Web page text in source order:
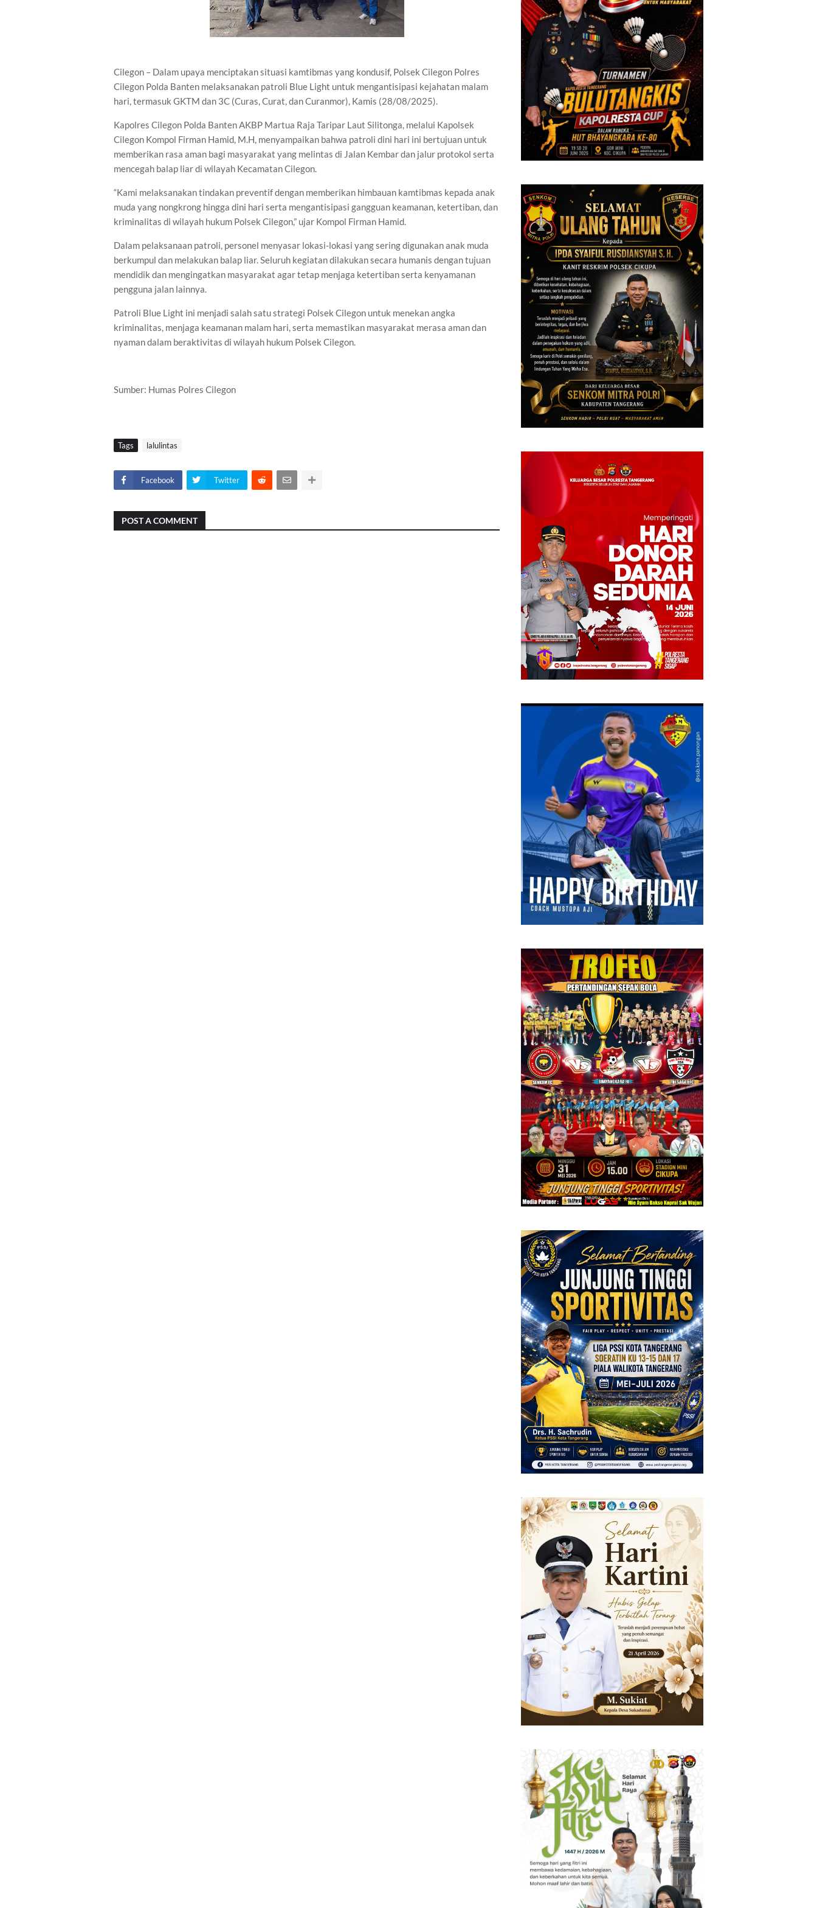
Cilegon – Dalam upaya menciptakan situasi kamtibmas yang kondusif, Polsek Cilegon Polres
Cilegon Polda Banten melaksanakan patroli Blue Light untuk mengantisipasi kejahatan malam
hari, termasuk GKTM dan 3C (Curas, Curat, dan Curanmor), Kamis (28/08/2025).
Kapolres Cilegon Polda Banten AKBP Martua Raja Taripar Laut Silitonga, melalui Kapolsek
Cilegon Kompol Firman Hamid, M.H, menyampaikan bahwa patroli dini hari ini bertujuan untuk
memberikan rasa aman bagi masyarakat yang melintas di Jalan Kembar dan jalur protokol serta
mencegah balap liar di wilayah Kecamatan Cilegon.
“Kami melaksanakan tindakan preventif dengan memberikan himbauan kamtibmas kepada anak
muda yang nongkrong hingga dini hari serta mengantisipasi gangguan keamanan, ketertiban, dan
kriminalitas di wilayah hukum Polsek Cilegon,” ujar Kompol Firman Hamid.
Dalam pelaksanaan patroli, personel menyasar lokasi-lokasi yang sering digunakan anak muda
berkumpul dan melakukan balap liar. Seluruh kegiatan dilakukan secara humanis dengan tujuan
mendidik dan mengingatkan masyarakat agar tetap menjaga ketertiban serta kenyamanan
pengguna jalan lainnya.
Patroli Blue Light ini menjadi salah satu strategi Polsek Cilegon untuk menekan angka
kriminalitas, menjaga keamanan malam hari, serta memastikan masyarakat merasa aman dan
nyaman dalam beraktivitas di wilayah hukum Polsek Cilegon.
Sumber: Humas Polres Cilegon
Tags lalulintas
Facebook Twitter
POST A COMMENT